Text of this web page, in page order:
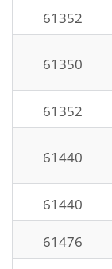
61352
61350
61352
61440
61440
61476